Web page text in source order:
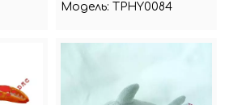
Модель: TPHY0084